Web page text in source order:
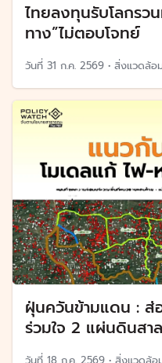
ไทยลงทุนรับโลกรว
ทาง”ไม่ตอบโจทย์
วันที่ 31 ก.ค. 2569 • สิ่งแวดล้อ
ฝุ่นควันข้ามแดน : ส่
ร่วมใจ 2 แผ่นดินสาล